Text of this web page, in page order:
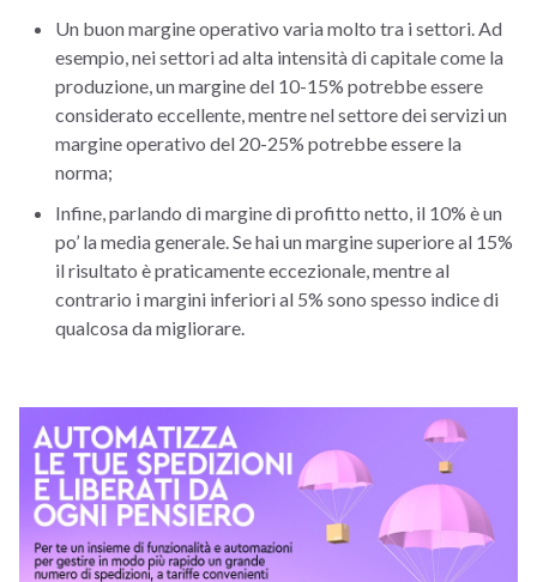
Un buon margine operativo varia molto tra i settori. Ad
esempio, nei settori ad alta intensità di capitale come la
produzione, un margine del 10-15% potrebbe essere
considerato eccellente, mentre nel settore dei servizi un
margine operativo del 20-25% potrebbe essere la
norma;
Infine, parlando di margine di profitto netto, il 10% è un
po’ la media generale. Se hai un margine superiore al 15%
il risultato è praticamente eccezionale, mentre al
contrario i margini inferiori al 5% sono spesso indice di
qualcosa da migliorare.